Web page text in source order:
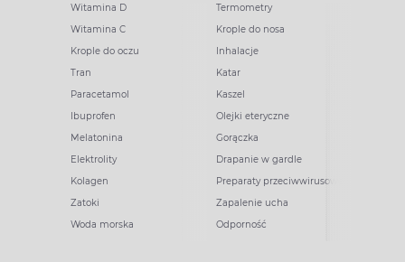
Witamina D
Witamina C
Krople do oczu
Tran
Paracetamol
Ibuprofen
Melatonina
Elektrolity
Kolagen
Zatoki
Woda morska
Termometry
Krople do nosa
Inhalacje
Katar
Kaszel
Olejki eteryczne
Gorączka
Drapanie w gardle
Preparaty przeciwwirusowe
Zapalenie ucha
Odporność